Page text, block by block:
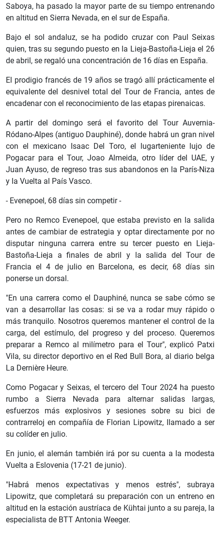
Saboya, ha pasado la mayor parte de su tiempo entrenando
en altitud en Sierra Nevada, en el sur de España.
Bajo el sol andaluz, se ha podido cruzar con Paul Seixas
quien, tras su segundo puesto en la Lieja-Bastoña-Lieja el 26
de abril, se regaló una concentración de 16 días en España.
El prodigio francés de 19 años se tragó allí prácticamente el
equivalente del desnivel total del Tour de Francia, antes de
encadenar con el reconocimiento de las etapas pirenaicas.
A partir del domingo será el favorito del Tour Auvernia-
Ródano-Alpes (antiguo Dauphiné), donde habrá un gran nivel
con el mexicano Isaac Del Toro, el lugarteniente lujo de
Pogacar para el Tour, Joao Almeida, otro líder del UAE, y
Juan Ayuso, de regreso tras sus abandonos en la París-Niza
y la Vuelta al País Vasco.
- Evenepoel, 68 días sin competir -
Pero no Remco Evenepoel, que estaba previsto en la salida
antes de cambiar de estrategia y optar directamente por no
disputar ninguna carrera entre su tercer puesto en Lieja-
Bastoña-Lieja a finales de abril y la salida del Tour de
Francia el 4 de julio en Barcelona, es decir, 68 días sin
ponerse un dorsal.
"En una carrera como el Dauphiné, nunca se sabe cómo se
van a desarrollar las cosas: si se va a rodar muy rápido o
más tranquilo. Nosotros queremos mantener el control de la
carga, del estímulo, del progreso y del proceso. Queremos
preparar a Remco al milímetro para el Tour", explicó Patxi
Vila, su director deportivo en el Red Bull Bora, al diario belga
La Dernière Heure.
Como Pogacar y Seixas, el tercero del Tour 2024 ha puesto
rumbo a Sierra Nevada para alternar salidas largas,
esfuerzos más explosivos y sesiones sobre su bici de
contrarreloj en compañía de Florian Lipowitz, llamado a ser
su colíder en julio.
En junio, el alemán también irá por su cuenta a la modesta
Vuelta a Eslovenia (17-21 de junio).
"Habrá menos expectativas y menos estrés", subraya
Lipowitz, que completará su preparación con un entreno en
altitud en la estación austríaca de Kühtai junto a su pareja, la
especialista de BTT Antonia Weeger.